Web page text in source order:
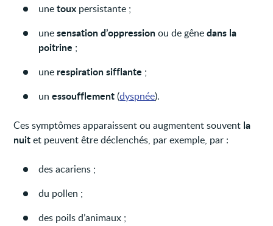
unetoux persistante ;
unesensation d’oppressionou de gênedans la
poitrine ;
une respiration sifflante ;
unessoufflement(dyspnée).
Ces symptômes apparaissent ou augmentent souvent la
nuitet peuvent être déclenchés, par exemple, par :
des acariens ;
du pollen ;
des poils d’animaux ;